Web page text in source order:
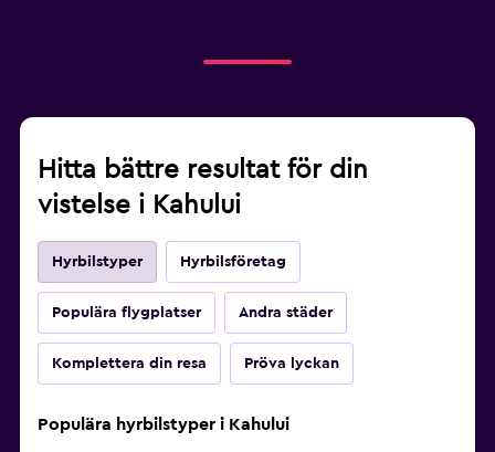
Hitta bättre resultat för din
vistelse i Kahului
Hyrbilstyper Hyrbilsföretag
Populära flygplatser Andra städer
Komplettera din resa Pröva lyckan
Populära hyrbilstyper i Kahului